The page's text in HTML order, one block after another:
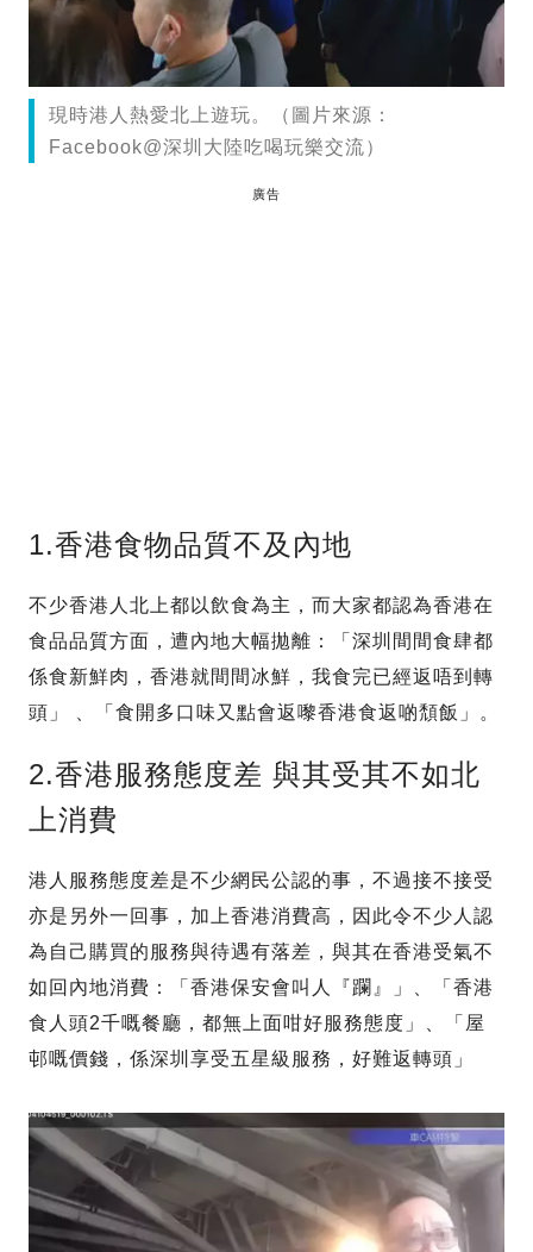
現時港人熱愛北上遊玩。（圖片來源：
Facebook@深圳大陸吃喝玩樂交流）
廣告
1.香港食物品質不及內地
不少香港人北上都以飲食為主，而大家都認為香港在
食品品質方面，遭內地大幅拋離：「深圳間間食肆都
係食新鮮肉，香港就間間冰鮮，我食完已經返唔到轉
頭」 、「食開多口味又點會返嚟香港食返啲頹飯」。
2.香港服務態度差 與其受其不如北
上消費
港人服務態度差是不少網民公認的事，不過接不接受
亦是另外一回事，加上香港消費高，因此令不少人認
為自己購買的服務與待遇有落差，與其在香港受氣不
如回內地消費：「香港保安會叫人『躝』」、「香港
食人頭2千嘅餐廳，都無上面咁好服務態度」、「屋
邨嘅價錢，係深圳享受五星級服務，好難返轉頭」